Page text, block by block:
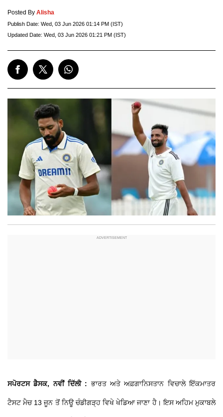
Posted By Alisha
Publish Date: Wed, 03 Jun 2026 01:14 PM (IST)
Updated Date: Wed, 03 Jun 2026 01:21 PM (IST)
ਸਪੋਰਟਸ ਡੈਸਕ, ਨਵੀਂ ਦਿੱਲੀ :ਭਾਰਤ ਅਤੇ ਅਫ਼ਗਾਨਿਸਤਾਨ ਵਿਚਾਲੇ ਇੱਕਮਾਤਰ
ਟੈਸਟ ਮੈਚ 13 ਜੂਨ ਤੋਂ ਨਿਊ ਚੰਡੀਗੜ੍ਹ ਵਿਖੇ ਖੇਡਿਆ ਜਾਣਾ ਹੈ। ਇਸ ਅਹਿਮ ਮੁਕਾਬਲੇ